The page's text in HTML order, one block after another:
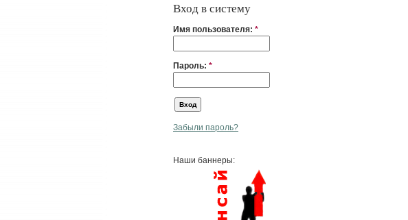
Вход в систему
Имя пользователя: *
Пароль: *
Забыли пароль?
Наши баннеры: